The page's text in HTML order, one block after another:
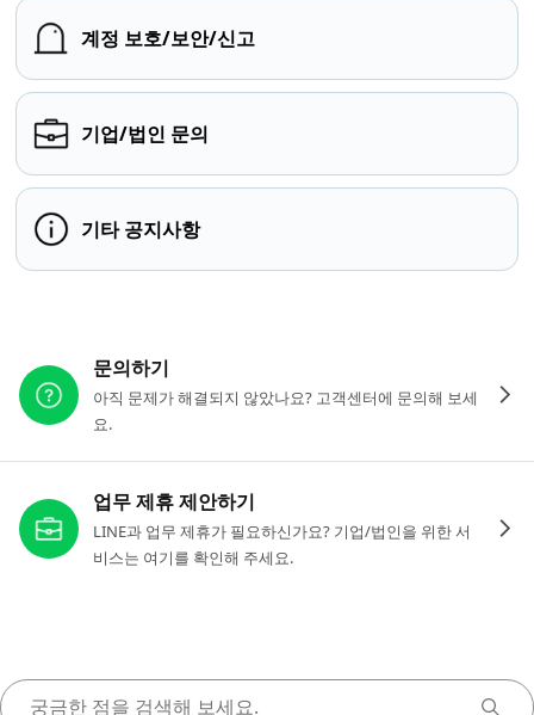
계정 보호/보안/신고
기업/법인 문의
기타 공지사항
문의하기
아직 문제가 해결되지 않았나요? 고객센터에 문의해 보세
요.
업무 제휴 제안하기
LINE과 업무 제휴가 필요하신가요? 기업/법인을 위한 서
비스는 여기를 확인해 주세요.